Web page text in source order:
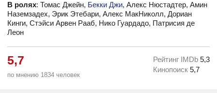
В ролях: Томас Джейн, Бекки Джи, Алекс Нюстадтер, Амин
Наземзадех, Эрик Этебари, Алекс МакНиколл, Дориан
Кинги, Стэйси Арвен Рааб, Нико Гуардадо, Патрисия де
Леон
5,7
по мнению 1834 человек
Рейтинг IMDb 5,3
Кинопоиск 5,7